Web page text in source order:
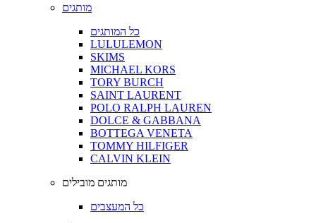
מותגים
כל המותגים
LULULEMON
SKIMS
MICHAEL KORS
TORY BURCH
SAINT LAURENT
POLO RALPH LAUREN
DOLCE & GABBANA
BOTTEGA VENETA
TOMMY HILFIGER
CALVIN KLEIN
מותגים מובילים
כל המעצבים